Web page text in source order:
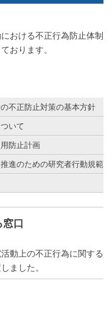
おける不正行為防止体制
おります。
不正防止対策の基本方針
いて
防止計画
進のための研究者行動規範
窓口
動上の不正行為に関する
ました。